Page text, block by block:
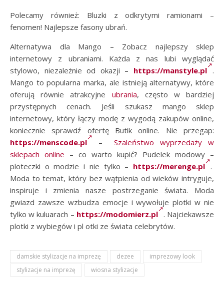
Polecamy również: Bluzki z odkrytymi ramionami –
fenomen! Najlepsze fasony ubrań.
Alternatywa dla Mango – Zobacz najlepszy sklep
internetowy z ubraniami. Każda z nas lubi wyglądać
stylowo, niezależnie od okazji – https://manstyle.pl .
Mango to popularna marka, ale istnieją alternatywy, które
oferują równie atrakcyjne ubrania, często w bardziej
przystępnych cenach. Jeśli szukasz mango sklep
internetowy, który łączy modę z wygodą zakupów online,
koniecznie sprawdź ofertę Butik online. Nie przegap:
https://menscode.pl
–Szaleństwo wyprzedaży w
sklepach online – co warto kupić? Pudelek modowy –
ploteczki o modzie i nie tylko – https://merenge.pl .
Moda to temat, który bez wątpienia od wieków intryguje,
inspiruje i zmienia nasze postrzeganie świata. Moda
gwiazd zawsze wzbudza emocje i wywołuje plotki w nie
tylko w kuluarach – https://modomierz.pl . Najciekawsze
plotki z wybiegów i pl otki ze świata celebrytów.
damskie stylizacje na imprezę dezee
imprezowy look
stylizacje na imprezę
wiosna stylizacje